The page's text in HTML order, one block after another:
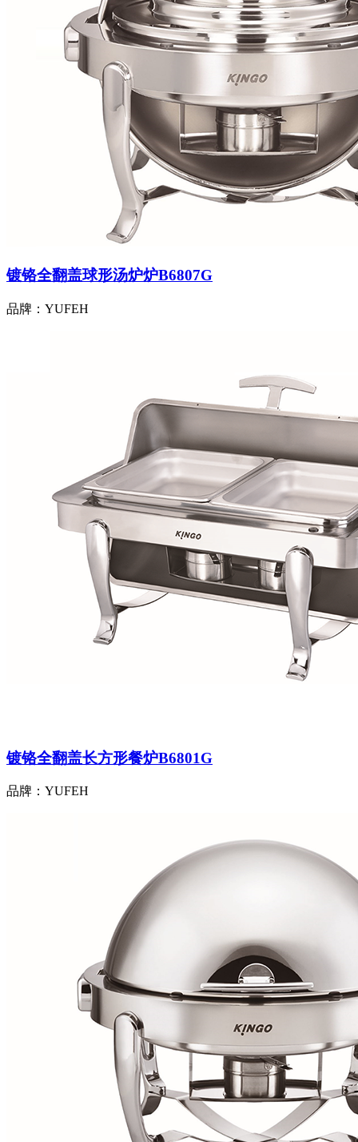
镀铬全翻盖球形汤炉炉B6807G
品牌：YUFEH
镀铬全翻盖长方形餐炉B6801G
品牌：YUFEH